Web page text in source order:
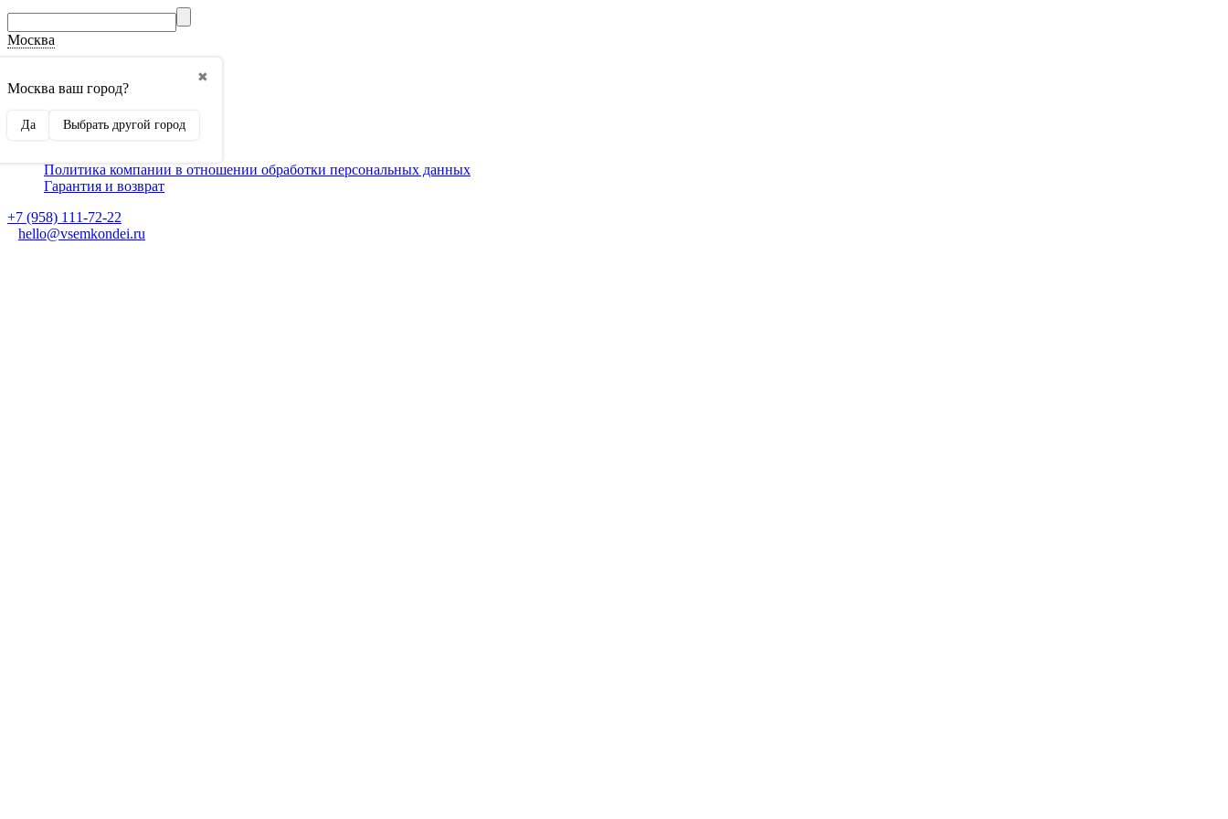
Москва
✖
Москва ваш город?
Да Выбрать другой город
Способы оплаты
Монтаж кондиционеров
Для партнеров
Политика компании в отношении обработки персональных данных
Гарантия и возврат
+7 (958) 111-72-22
hello@vsemkondei.ru